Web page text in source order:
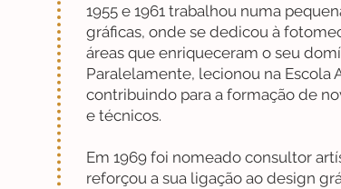
1955 e 1961 trabalhou numa
gráficas, onde se dedicou à
áreas que enriqueceram o seu
Paralelamente, lecionou na Escola
contribuindo para a formação de
e técnicos.
Em 1969 foi nomeado consultor
reforçou a sua ligação ao design